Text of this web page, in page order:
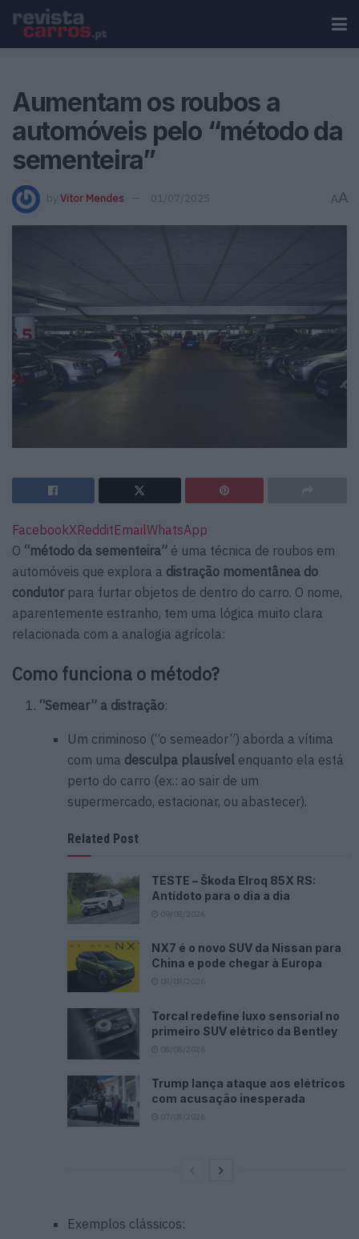
Aumentam os roubos a
automóveis pelo “método da
sementeira”
by Vitor Mendes 01/07/2025 AA
FacebookXRedditEmailWhatsApp
O “método da sementeira” é uma técnica de roubos em
automóveis que explora a distração momentânea do
condutorpara furtar objetos de dentro do carro. O nome,
aparentemente estranho, tem uma lógica muito clara
relacionada com a analogia agrícola:
Como funciona o método?
“Semear” a distração:
Um criminoso (“o semeador”) aborda a vítima
com uma desculpa plausívelenquanto ela está
perto do carro (ex.: ao sair de um
supermercado, estacionar, ou abastecer).
Related Post
TESTE – Škoda Elroq 85X RS:
Antídoto para o dia a dia
NX7 é o novo SUV da Nissan para
China e pode chegar à Europa
Torcal redefine luxo sensorial no
primeiro SUV elétrico da Bentley
Trump lança ataque aos elétricos
com acusação inesperada
Exemplos clássicos: